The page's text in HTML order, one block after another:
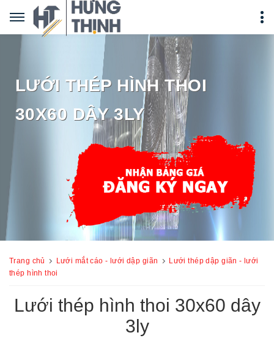
LƯỚI THÉP HÌNH THOI
30X60 DÂY 3LY
Trang chủ Lưới mắt cáo - lưới dập giãn
Lưới thép dập giãn - lưới
thép hình thoi
Lưới thép hình thoi 30x60 dây
3ly